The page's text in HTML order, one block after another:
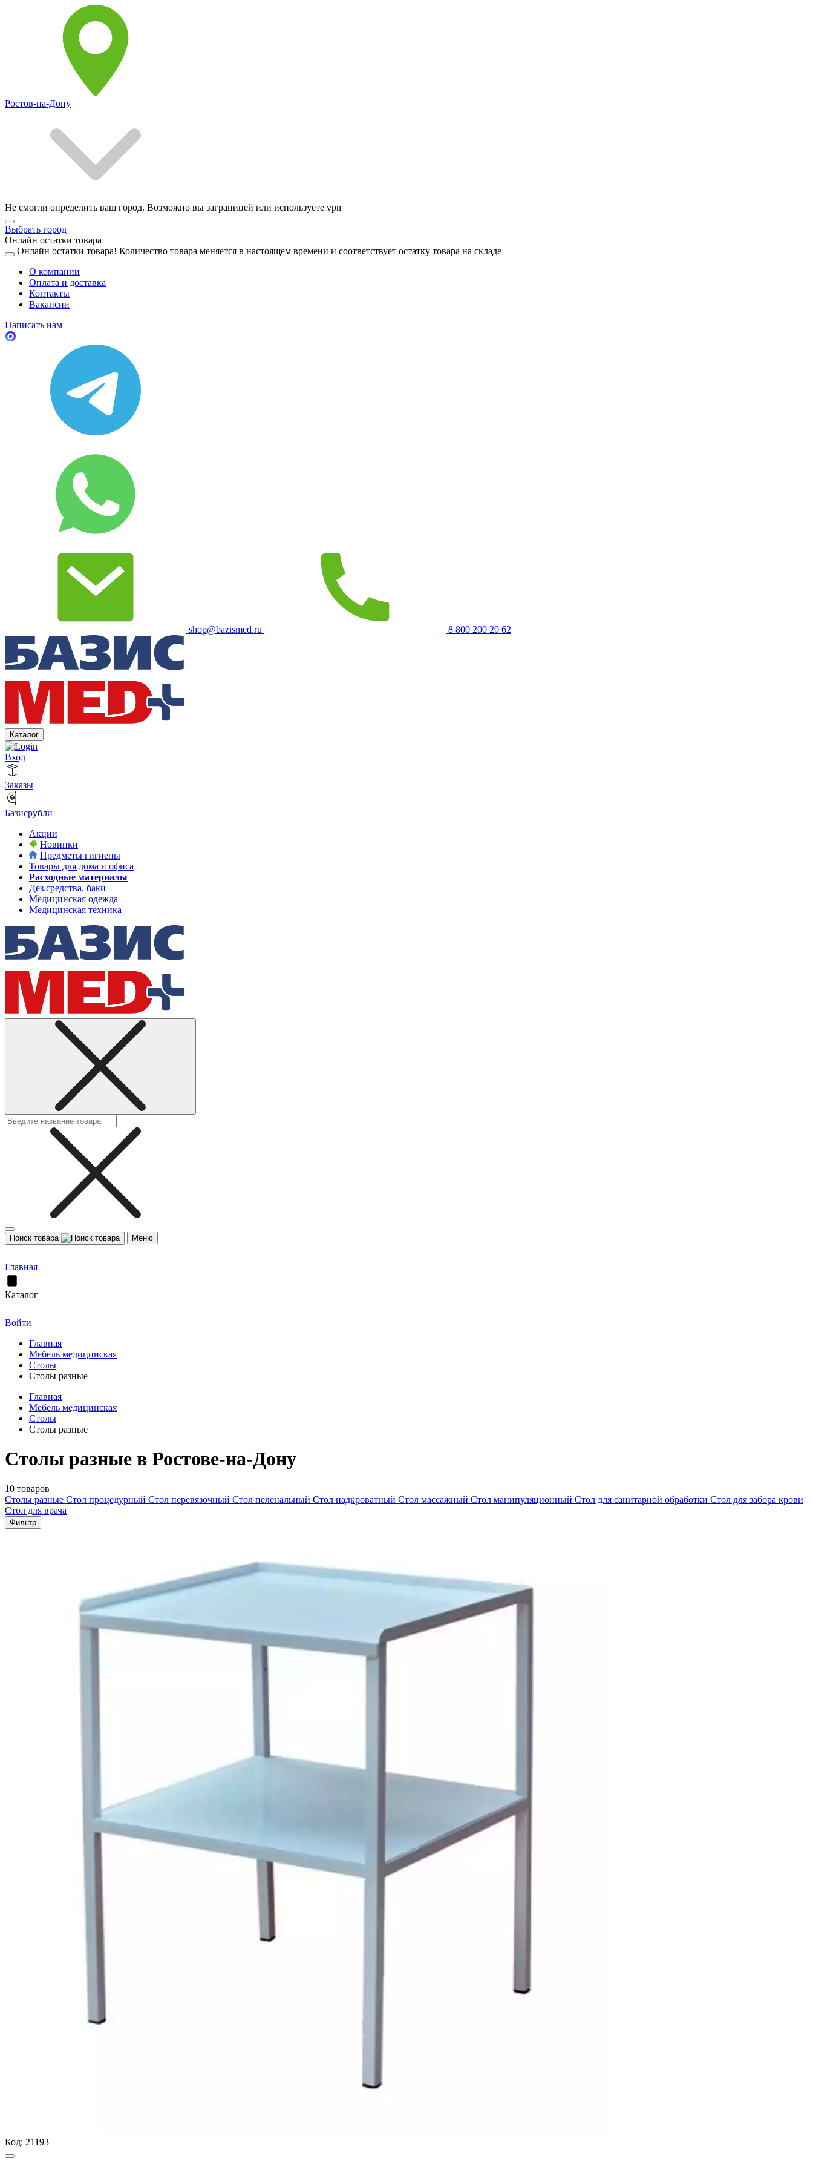
Ростов-на-Дону
Не смогли определить ваш город. Возможно вы заграницей или используете vpn
Выбрать город
Онлайн остатки товара
Онлайн остатки товара! Количество товара меняется в настоящем времени и соответствует остатку товара на складе
О компании
Оплата и доставка
Контакты
Вакансии
Написать нам
shop@bazismed.ru 8 800 200 20 62
Каталог
Вход
Заказы
Базисрубли
Акции
Новинки
Предметы гигиены
Товары для дома и офиса
Расходные материалы
Дез.средства, баки
Медицинская одежда
Медицинская техника
Поиск товара Меню
Главная
Каталог
Войти
Главная
Мебель медицинская
Столы
Столы разные
Главная
Мебель медицинская
Столы
Столы разные
Столы разные в Ростове-на-Дону
10 товаров
Столы разные Стол процедурный Стол перевязочный Стол пеленальный Стол надкроватный Стол массажный Стол манипуляционный Стол для санитарной обработки Стол для забора крови
Стол для врача
Фильтр
Код: 21193